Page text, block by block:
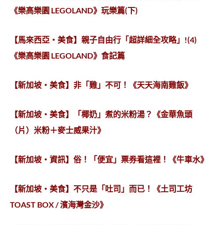
《樂高樂園 LEGOLAND》玩樂篇(下)
【馬來西亞‧美食】親子自由行「超詳細全攻略」!(4)
《樂高樂園 LEGOLAND》食記篇
【新加坡‧美食】非「雞」不可！《天天海南雞飯》
【新加坡‧美食】「椰奶」煮的米粉湯？《金華魚頭
（片）米粉＋麥士威果汁》
【新加坡‧資訊】俗！「便宜」票券看這裡！《牛車水》
【新加坡‧美食】不只是「吐司」而已！《土司工坊
TOAST BOX / 濱海灣金沙》